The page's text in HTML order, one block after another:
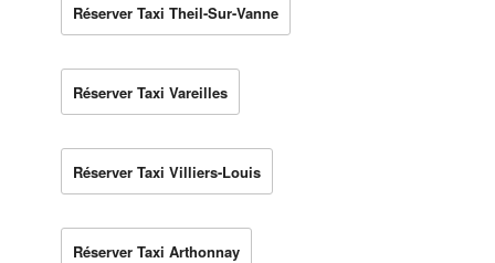
Réserver Taxi Theil-Sur-Vanne
Réserver Taxi Vareilles
Réserver Taxi Villiers-Louis
Réserver Taxi Arthonnay